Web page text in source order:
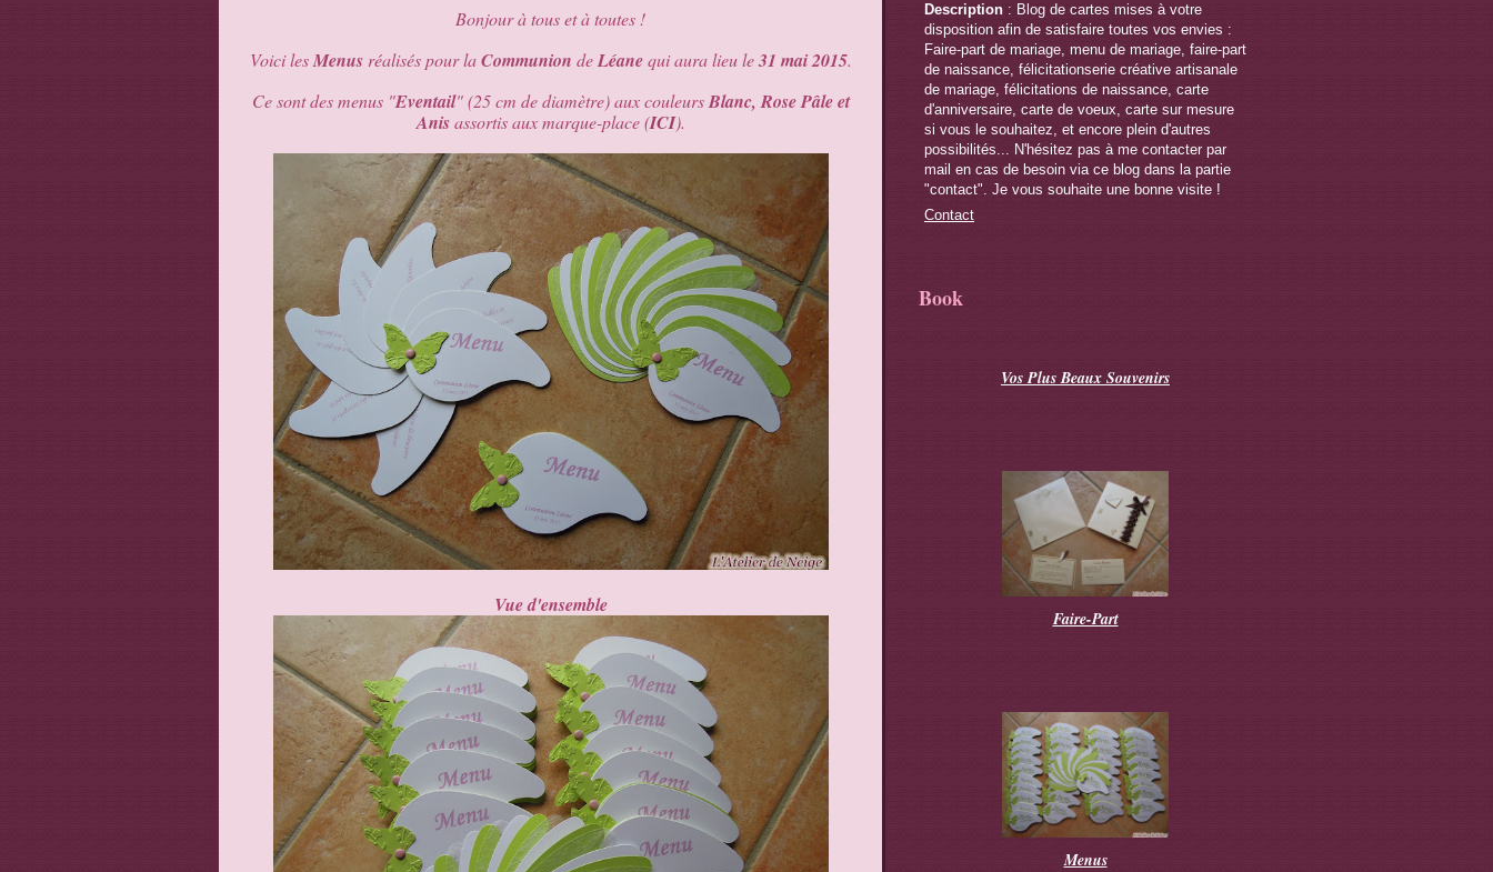
Bonjour à tous et à toutes !
Voici lesMenus réalisés pour laCommunion deLéanequi aura lieu le31 mai 2015.
Ce sont des menus "Eventail" (25 cm de diamètre) aux couleursBlanc, Rose Pâle et
Anisassortis aux marque-place (ICI).
Vue d'ensemble
Description : Blog de cartes mises à votre
disposition afin de satisfaire toutes vos envies :
Faire-part de mariage, menu de mariage, faire-part
de naissance, félicitationserie créative artisanale
de mariage, félicitations de naissance, carte
d'anniversaire, carte de voeux, carte sur mesure
si vous le souhaitez, et encore plein d'autres
possibilités... N'hésitez pas à me contacter par
mail en cas de besoin via ce blog dans la partie
"contact". Je vous souhaite une bonne visite !
Contact
Book
Vos Plus Beaux Souvenirs
Faire-Part
Menus